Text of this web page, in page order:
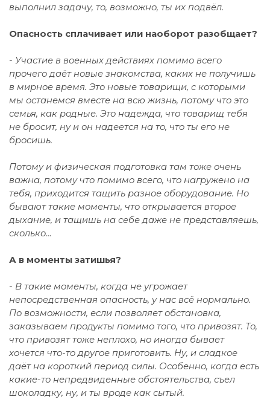
выполнил задачу, то, возможно, ты их подвёл.
Опасность сплачивает или наоборот разобщает?
- Участие в военных действиях помимо всего
прочего даёт новые знакомства, каких не получишь
в мирное время. Это новые товарищи, с которыми
мы останемся вместе на всю жизнь, потому что это
семья, как родные. Это надежда, что товарищ тебя
не бросит, ну и он надеется на то, что ты его не
бросишь.
Потому и физическая подготовка там тоже очень
важна, потому что помимо всего, что нагружено на
тебя, приходится тащить разное оборудование. Но
бывают такие моменты, что открывается второе
дыхание, и тащишь на себе даже не представляешь,
сколько…
А в моменты затишья?
- В такие моменты, когда не угрожает
непосредственная опасность, у нас всё нормально.
По возможности, если позволяет обстановка,
заказываем продукты помимо того, что привозят. То,
что привозят тоже неплохо, но иногда бывает
хочется что-то другое приготовить. Ну, и сладкое
даёт на короткий период силы. Особенно, когда есть
какие-то непредвиденные обстоятельства, съел
шоколадку, ну, и ты вроде как сытый.